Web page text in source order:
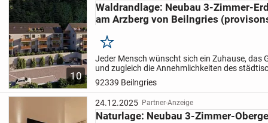
10
Waldrandlage: Neubau 3-Zimmer-
am Arzberg von Beilngries
Merken
Jeder Mensch wünscht sich ein Zuhause, das
und zugleich die Annehmlichkeiten des
zugänglich macht.
ARZBERG in Beilngries...
92339 Beilngries
24.12.2025 Partner-Anzeige
Naturlage: Neubau 3-Zimmer-